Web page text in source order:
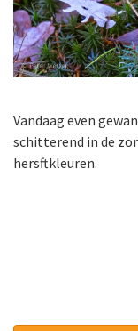
Vandaag even
schitterend in de
hersftkleuren.